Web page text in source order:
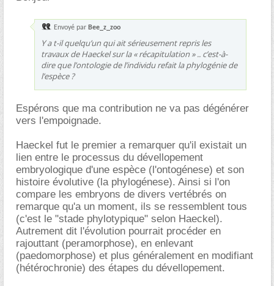
Envoyé par Bee_z_zoo
Y a t-il quelqu’un qui ait sérieusement repris les
travaux de Haeckel sur la « récapitulation » .. c’est-à-
dire que l’ontologie de l’individu refait la phylogénie de
l’espèce ?
Espérons que ma contribution ne va pas dégénérer
vers l'empoignade.
Haeckel fut le premier a remarquer qu'il existait un
lien entre le processus du dévellopement
embryologique d'une espèce (l'ontogénese) et son
histoire évolutive (la phylogénese). Ainsi si l'on
compare les embryons de divers vertébrés on
remarque qu'a un moment, ils se ressemblent tous
(c'est le "stade phylotypique" selon Haeckel).
Autrement dit l'évolution pourrait procéder en
rajouttant (peramorphose), en enlevant
(paedomorphose) et plus généralement en modifiant
(hétérochronie) des étapes du dévellopement.